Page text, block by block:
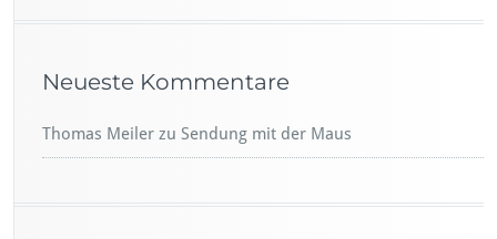
Neueste Kommentare
Thomas Meiler zu Sendung mit der Maus